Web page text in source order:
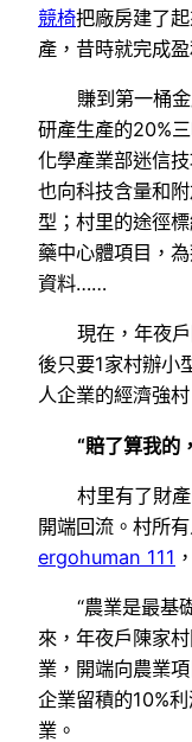
競椅把廠房建了
產，昔時就完成盈
賺到第一桶
研產生產的20%
化學產業部迷信
也向科技含量和
型；村里的途徑
藥中心體項目，
資料……
現在，年夜
後只要1家村辦小
人企業的經濟強村
“賠了算我的
村里有了財
開端回流。村所
ergohuman 111
“農業是最基
來，年夜戶陳家
業，開端向農業
企業留積的10%
業。